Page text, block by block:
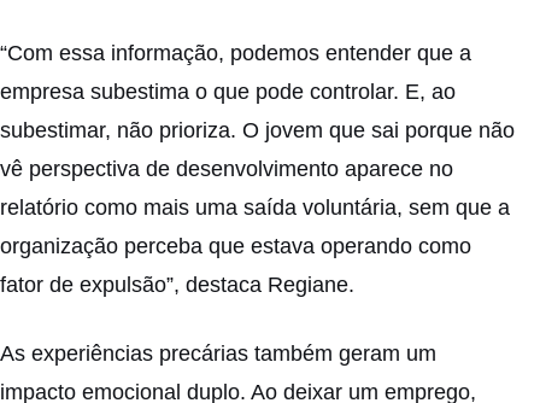
“Com essa informação, podemos entender que a
empresa subestima o que pode controlar. E, ao
subestimar, não prioriza. O jovem que sai porque não
vê perspectiva de desenvolvimento aparece no
relatório como mais uma saída voluntária, sem que a
organização perceba que estava operando como
fator de expulsão”, destaca Regiane.
As experiências precárias também geram um
impacto emocional duplo. Ao deixar um emprego,